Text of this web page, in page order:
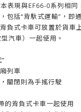
表現與EF66-0系列相
包括“背馱式運輸”，即
負式卡車可放置於貨車
汽車）一起使用。
列車
關閉則為手搖行駛
的背負式卡車一起使用